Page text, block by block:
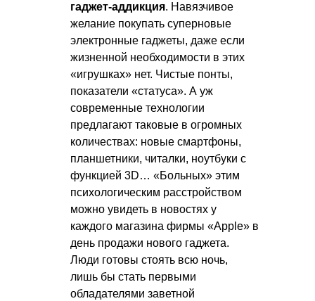
гаджет-аддикция. Навязчивое
желание покупать суперновые
электронные гаджеты, даже если
жизненной необходимости в этих
«игрушках» нет. Чистые понты,
показатели «статуса». А уж
современные технологии
предлагают таковые в огромных
количествах: новые смартфоны,
планшетники, читалки, ноутбуки с
функцией 3D… «Больных» этим
психологическим расстройством
можно увидеть в новостях у
каждого магазина фирмы «Apple» в
день продажи нового гаджета.
Люди готовы стоять всю ночь,
лишь бы стать первыми
обладателями заветной